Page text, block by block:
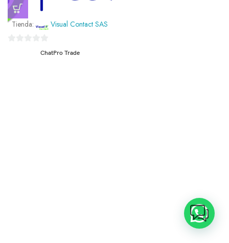
Tienda: Visual Contact SAS
ChatPro Trade